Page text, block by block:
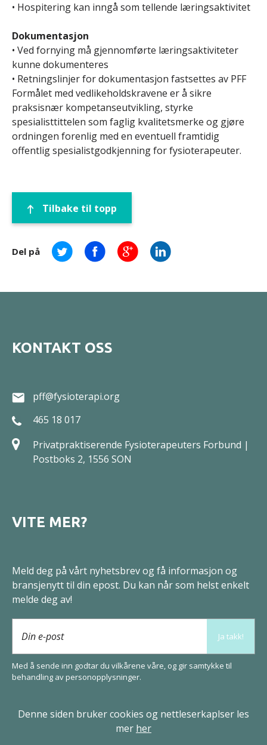
• Hospitering kan inngå som tellende læringsaktivitet
Dokumentasjon
• Ved fornying må gjennomførte læringsaktiviteter
kunne dokumenteres
• Retningslinjer for dokumentasjon fastsettes av PFF
Formålet med vedlikeholdskravene er å sikre
praksisnær kompetanseutvikling, styrke
spesialisttittelen som faglig kvalitetsmerke og gjøre
ordningen forenlig med en eventuell framtidig
offentlig spesialistgodkjenning for fysioterapeuter.
Tilbake til topp
Del på
KONTAKT OSS
pff@fysioterapi.org
465 18 017
Privatpraktiserende Fysioterapeuters Forbund |
Postboks 2, 1556 SON
VITE MER?
Meld deg på vårt nyhetsbrev og få informasjon og
bransjenytt til din epost. Du kan når som helst enkelt
melde deg av!
Din e-post Ja takk!
Med å sende inn godtar du vilkårene våre, og gir samtykke til
behandling avperson­opplysninger.
Denne siden bruker cookies og nettleserkaplser les
mer her